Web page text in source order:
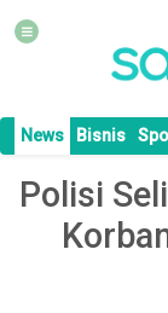
News Bisnis
Polisi